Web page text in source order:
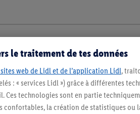
le traitement de tes données
web de Lidl et de l’application Lidl,
: « services Lidl ») grâce à différentes
Ces technologies sont en partie
confortables, la création de statistiques